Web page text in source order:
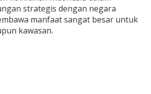
strategis dengan negara
manfaat sangat besar untuk
kawasan.